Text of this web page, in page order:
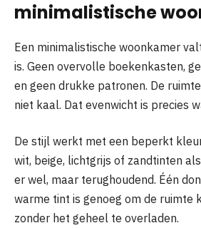
minimalistische
Een minimalistische woonkamer
is. Geen overvolle boekenkasten,
en geen drukke patronen. De
niet kaal. Dat evenwicht is precies
De stijl werkt met een beperkt
wit, beige, lichtgrijs of zandtinten
er wel, maar terughoudend. Één
warme tint is genoeg om de ruimte
zonder het geheel te overladen.